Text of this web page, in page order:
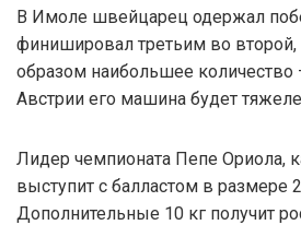
В Имоле швейцарец одержал
финишировал третьим во второй,
образом наибольшее количество
Австрии его машина будет
Лидер чемпионата Пепе Ориола,
выступит с балластом в размере
Дополнительные 10 кг получит